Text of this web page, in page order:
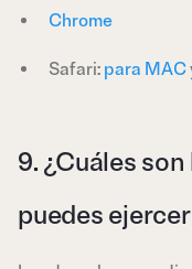
Chrome
Safari: para MAC
9. ¿Cuáles
puedes